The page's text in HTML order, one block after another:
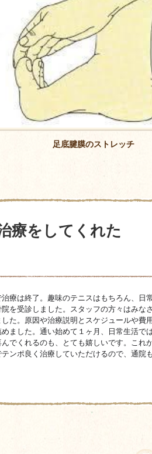
足底腱膜のストレッチ
療をしてくれた
療は終了。趣味のテニスはもちろん、日
を受診しました。スタッフの方々はみな
た。原因や治療説明とスケジュールや費
ました。通い始めて１ヶ月、日常生活で
でくれるのも、とても嬉しいです。これ
ンポ良く治療していただけるので、通院